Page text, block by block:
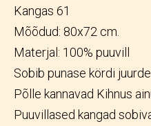
Kangas 61
Mõõdud: 80x72 cm.
Materjal: 100% puuvill
Sobib punase kördi juurde.
Põlle kannavad Kihnus
Puuvillased kangad